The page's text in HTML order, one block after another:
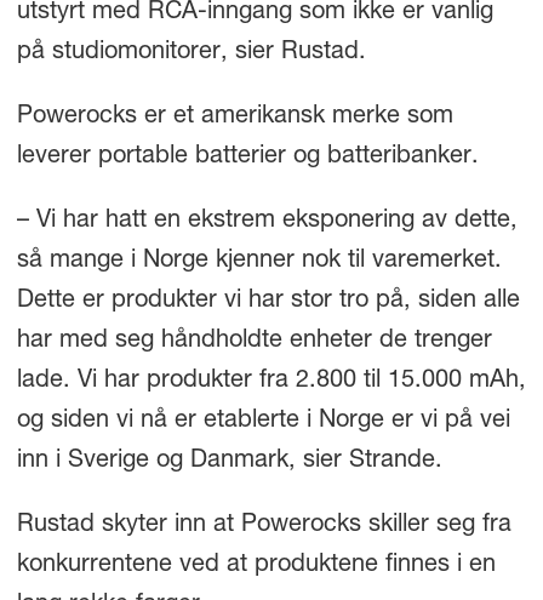
utstyrt med RCA-inngang som ikke er vanlig
på studiomonitorer, sier Rustad.
Powerocks er et amerikansk merke som
leverer portable batterier og batteribanker.
– Vi har hatt en ekstrem eksponering av dette,
så mange i Norge kjenner nok til varemerket.
Dette er produkter vi har stor tro på, siden alle
har med seg håndholdte enheter de trenger
lade. Vi har produkter fra 2.800 til 15.000 mAh,
og siden vi nå er etablerte i Norge er vi på vei
inn i Sverige og Danmark, sier Strande.
Rustad skyter inn at Powerocks skiller seg fra
konkurrentene ved at produktene finnes i en